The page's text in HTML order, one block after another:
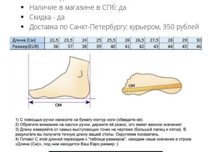
Наличие в магазине в СПб: да
Скидка - да
Доставка по Санкт-Петербургу: курьером, 350 рублей